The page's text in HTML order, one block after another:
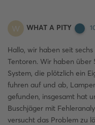
W WHAT A PITY
Hallo, wir haben seit
Tentoren. Wir haben über
System, die plötzlich ein
fuhren auf und ab,
gefunden, insgesamt hat
Buschjäger mit
versucht das Problem zu